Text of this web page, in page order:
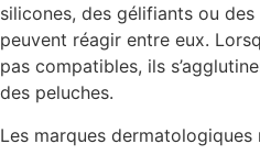
silicones, des gélifiants ou
peuvent réagir entre eux.
pas compatibles, ils
des peluches.
Les marques